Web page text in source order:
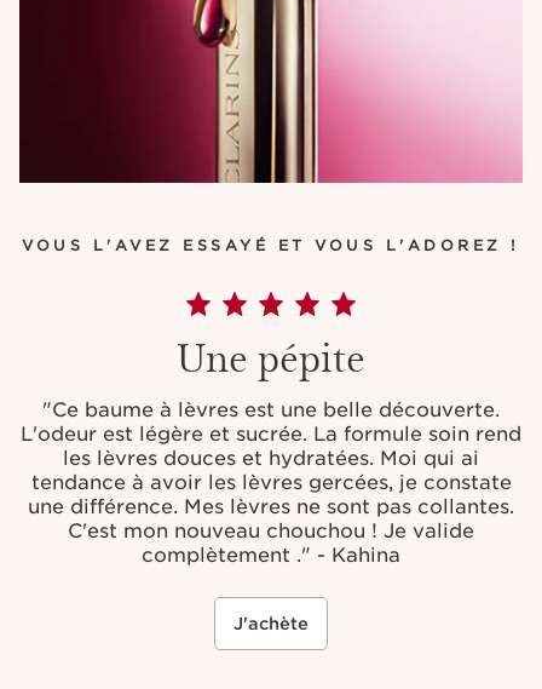
VOUS L'AVEZ ESSAYÉ ET VOUS L'ADOREZ !
Une pépite
"Ce baume à lèvres est une belle découverte.
L'odeur est légère et sucrée. La formule soin rend
les lèvres douces et hydratées. Moi qui ai
tendance à avoir les lèvres gercées, je constate
une différence. Mes lèvres ne sont pas collantes.
C'est mon nouveau chouchou ! Je valide
complètement ." - Kahina
J'achète